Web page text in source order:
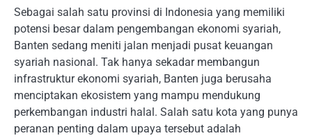
Sebagai salah satu provinsi di Indonesia yang memiliki
potensi besar dalam pengembangan ekonomi syariah,
Banten sedang meniti jalan menjadi pusat keuangan
syariah nasional. Tak hanya sekadar membangun
infrastruktur ekonomi syariah, Banten juga berusaha
menciptakan ekosistem yang mampu mendukung
perkembangan industri halal. Salah satu kota yang punya
peranan penting dalam upaya tersebut adalah